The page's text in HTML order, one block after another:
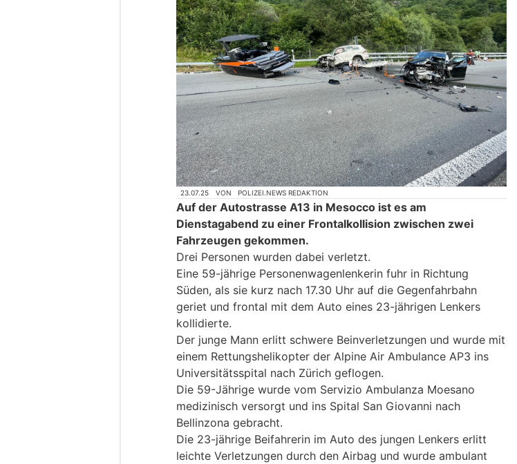
23.07.25 VON POLIZEI.NEWS REDAKTION
Auf der Autostrasse A13 in Mesocco ist es am
Dienstagabend zu einer Frontalkollision zwischen zwei
Fahrzeugen gekommen.
Drei Personen wurden dabei verletzt.
Eine 59-jährige Personenwagenlenkerin fuhr in Richtung
Süden, als sie kurz nach 17.30 Uhr auf die Gegenfahrbahn
geriet und frontal mit dem Auto eines 23-jährigen Lenkers
kollidierte.
Der junge Mann erlitt schwere Beinverletzungen und wurde mit
einem Rettungshelikopter der Alpine Air Ambulance AP3 ins
Universitätsspital nach Zürich geflogen.
Die 59-Jährige wurde vom Servizio Ambulanza Moesano
medizinisch versorgt und ins Spital San Giovanni nach
Bellinzona gebracht.
Die 23-jährige Beifahrerin im Auto des jungen Lenkers erlitt
leichte Verletzungen durch den Airbag und wurde ambulant